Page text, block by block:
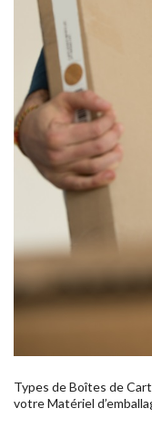
Types de Boîtes de
votre Matériel